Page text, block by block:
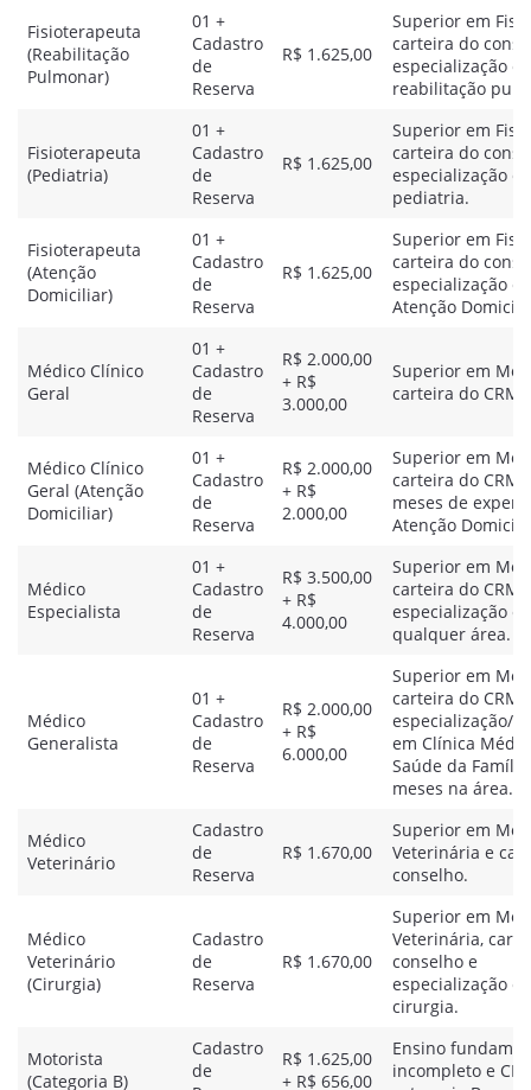
Fisioterapeuta
(Reabilitação
Pulmonar)
01 +
Cadastro
de
Reserva
R$ 1.625,00
Superior em
carteira do
especialização
reabilitação
Fisioterapeuta
(Pediatria)
01 +
Cadastro
de
Reserva
R$ 1.625,00
Superior em
carteira do
especialização
pediatria.
Fisioterapeuta
(Atenção
Domiciliar)
01 +
Cadastro
de
Reserva
R$ 1.625,00
Superior em
carteira do
especialização
Atenção
Médico Clínico
Geral
01 +
Cadastro
de
Reserva
R$ 2.000,00
+ R$
3.000,00
Superior em
carteira do CRM.
Médico Clínico
Geral (Atenção
Domiciliar)
01 +
Cadastro
de
Reserva
R$ 2.000,00
+ R$
2.000,00
Superior em
carteira do CRM
meses de
Atenção
Médico
Especialista
01 +
Cadastro
de
Reserva
R$ 3.500,00
+ R$
4.000,00
Superior em
carteira do CRM
especialização
qualquer área.
Médico
Generalista
01 +
Cadastro
de
Reserva
R$ 2.000,00
+ R$
6.000,00
Superior em
carteira do CRM
especialização/
em Clínica
Saúde da
meses na área.
Médico
Veterinário
Cadastro
de
Reserva
R$ 1.670,00
Superior em
Veterinária e
conselho.
Médico
Veterinário
(Cirurgia)
Cadastro
de
Reserva
R$ 1.670,00
Superior em
Veterinária,
conselho e
especialização
cirurgia.
Motorista
(Categoria B)
Cadastro
de
R$ 1.625,00
+ R$ 656,00
Ensino
incompleto e